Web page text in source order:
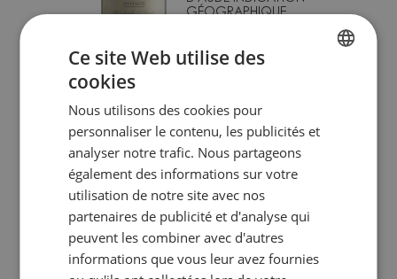
GÉOGRAPHIQUE
Remise quantitative
Ce site Web utilise des
cookies
Nous utilisons des cookies pour
personnaliser le contenu, les publicités et
analyser notre trafic. Nous partageons
également des informations sur votre
utilisation de notre site avec nos
partenaires de publicité et d'analyse qui
peuvent les combiner avec d'autres
informations que vous leur avez fournies